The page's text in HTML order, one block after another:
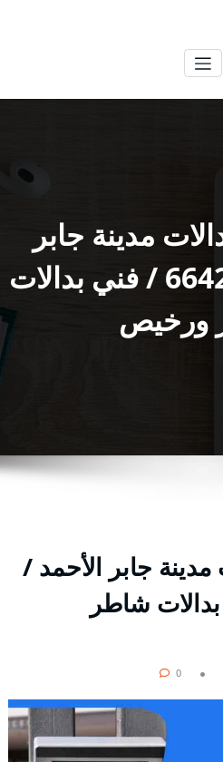
مدينة جابر
الأحمد / 66428585 / فني بدالات
ورخيص
جابر الأحمد /
/ فني بدالات شاطر
0